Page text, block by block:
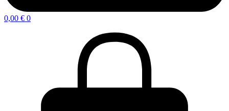
0,00 € 0